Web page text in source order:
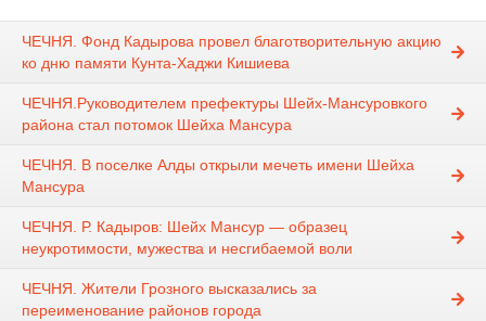
ЧЕЧНЯ. Фонд Кадырова провел благотворительную акцию
ко дню памяти Кунта-Хаджи Кишиева
ЧЕЧНЯ.Руководителем префектуры Шейх-Мансуровкого
района стал потомок Шейха Мансура
ЧЕЧНЯ. В поселке Алды открыли мечеть имени Шейха
Мансура
ЧЕЧНЯ. Р. Кадыров: Шейх Мансур — образец
неукротимости, мужества и несгибаемой воли
ЧЕЧНЯ. Жители Грозного высказались за
переименование районов города